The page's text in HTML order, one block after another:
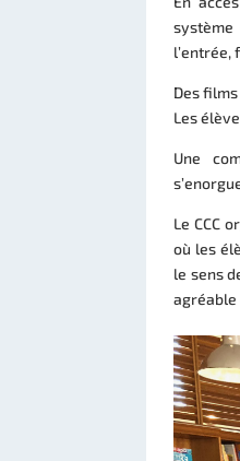
système
l’entrée,
Des
Les
Une
Le CCC
où les
le sens